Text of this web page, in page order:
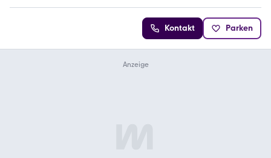
Kontakt Parken